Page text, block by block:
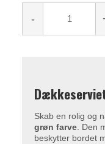
-
Skab en rolig og
grøn farve. Den
beskytter bordet